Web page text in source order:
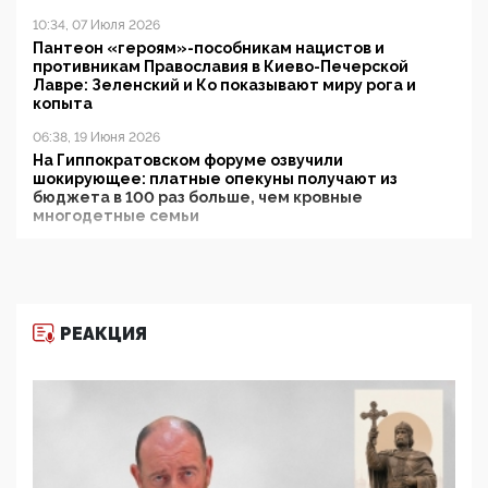
10:34, 07 Июля 2026
Пантеон «героям»-пособникам нацистов и
противникам Православия в Киево-Печерской
Лавре: Зеленский и Ко показывают миру рога и
копыта
06:38, 19 Июня 2026
На Гиппократовском форуме озвучили
шокирующее: платные опекуны получают из
бюджета в 100 раз больше, чем кровные
многодетные семьи
11:53, 09 Июня 2026
деятельность ИИТО ЮНЕСКО в России, но
цифроглобалисты продолжают определять
повестку в образовании
09:43, 01 Июня 2026
5G за счет здоровья граждан: Минцифры намерено
РЕАКЦИЯ